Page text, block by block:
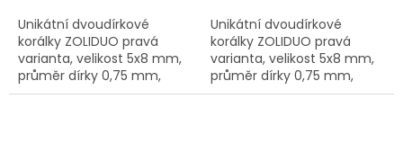
Unikátní dvoudírkové
korálky ZOLIDUO pravá
varianta, velikost 5x8 mm,
průměr dírky 0,75 mm,
obsah balení 20 ks nebo
Unikátní dvoudírkové
korálky ZOLIDUO pravá
varianta, velikost 5x8 mm,
průměr dírky 0,75 mm,
obsah balení 20 ks nebo